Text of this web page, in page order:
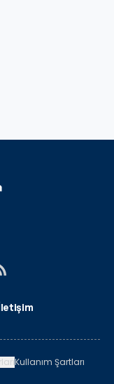
Kullanım Şartları